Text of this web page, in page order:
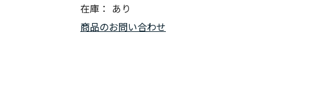
在庫： あり
商品のお問い合わせ